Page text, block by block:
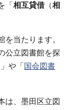
「 相互貸借 （相
を当たります。
公立図書館を探
」や「 国会図書
は、墨田区立図